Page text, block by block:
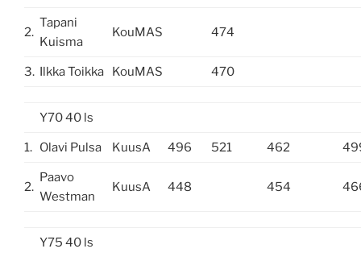
2.
Tapani
Kuisma
KouMAS 474
3. Ilkka Toikka KouMAS 470
Y70 40 ls
1. Olavi Pulsa KuusA 496 521 462
2.
Paavo
Westman
KuusA 448 454
Y75 40 ls